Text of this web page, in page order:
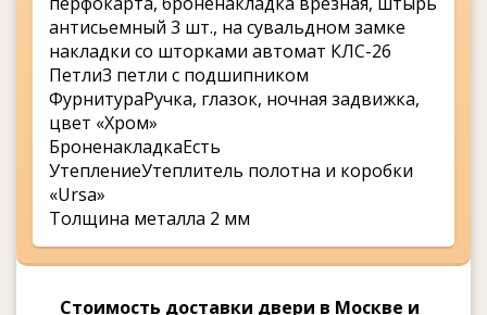
антисьемный 3 шт., на сувальдном замке
накладки со шторками автомат КЛС-26
Петли3 петли с подшипником
ФурнитураРучка, глазок, ночная задвижка,
цвет «Хром»
БроненакладкаЕсть
УтеплениеУтеплитель полотна и коробки
«Ursa»
Толщина металла 2 мм
Стоимость доставки двери в Москве и